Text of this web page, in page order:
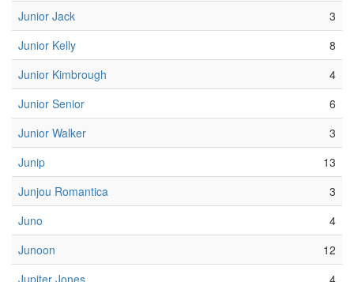
Junior Jack
3
Junior Kelly
8
Junior Kimbrough
4
Junior Senior
6
Junior Walker
3
Junip
13
Junjou Romantica
3
Juno
4
Junoon
12
Jupiter Jones
4